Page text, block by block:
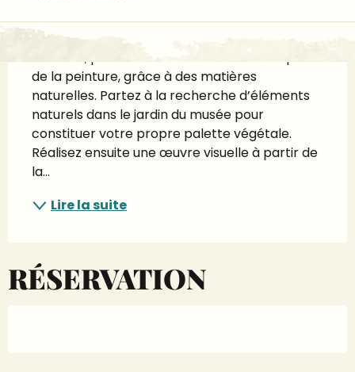
Pendant des siècles, l’homme a créé des
couleurs, pour teindre des tissus ou fabriquer
de la peinture, grâce à des matières
naturelles. Partez à la recherche d’éléments
naturels dans le jardin du musée pour
constituer votre propre palette végétale.
Réalisez ensuite une œuvre visuelle à partir de
la...
Lire la suite
RÉSERVATION